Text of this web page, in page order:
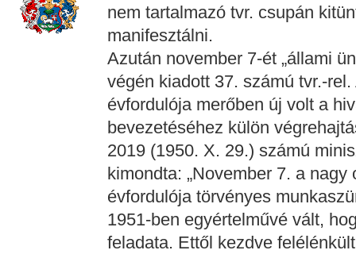
nem tartalmazó tvr. csupán
manifesztálni.
Azután november 7-ét „állami
végén kiadott 37. számú tvr.-
évfordulója merőben új volt a
bevezetéséhez külön
2019 (1950. X. 29.) számú
kimondta: „November 7. a
évfordulója törvényes
1951-ben egyértelművé vált,
feladata. Ettől kezdve